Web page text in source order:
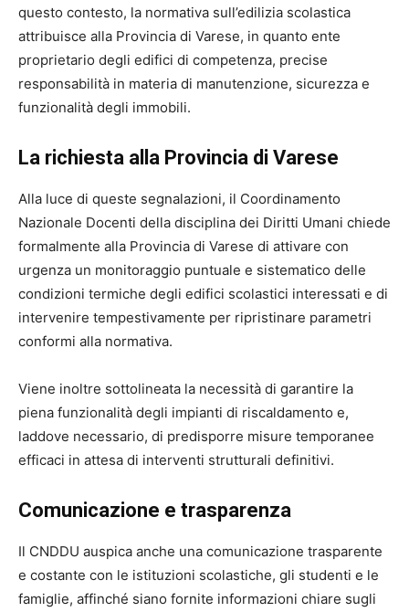
questo contesto, la normativa sull’edilizia scolastica
attribuisce alla Provincia di Varese, in quanto ente
proprietario degli edifici di competenza, precise
responsabilità in materia di manutenzione, sicurezza e
funzionalità degli immobili.
La richiesta alla Provincia di Varese
Alla luce di queste segnalazioni, il Coordinamento
Nazionale Docenti della disciplina dei Diritti Umani chiede
formalmente alla Provincia di Varese di attivare con
urgenza un monitoraggio puntuale e sistematico delle
condizioni termiche degli edifici scolastici interessati e di
intervenire tempestivamente per ripristinare parametri
conformi alla normativa.
Viene inoltre sottolineata la necessità di garantire la
piena funzionalità degli impianti di riscaldamento e,
laddove necessario, di predisporre misure temporanee
efficaci in attesa di interventi strutturali definitivi.
Comunicazione e trasparenza
Il CNDDU auspica anche una comunicazione trasparente
e costante con le istituzioni scolastiche, gli studenti e le
famiglie, affinché siano fornite informazioni chiare sugli